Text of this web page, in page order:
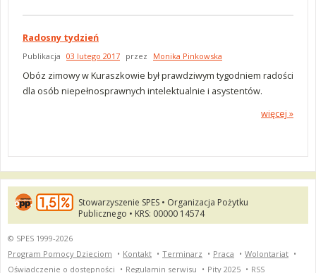
Radosny tydzień
Publikacja 03 lutego 2017 przez Monika Pinkowska
Obóz zimowy w Kuraszkowie był prawdziwym tygodniem radości
dla osób niepełnosprawnych intelektualnie i asystentów.
więcej »
Stowarzyszenie SPES • Organizacja Pożytku
Publicznego • KRS: 00000 14574
© SPES 1999-2026
Program Pomocy Dzieciom • Kontakt • Terminarz • Praca • Wolontariat •
Oświadczenie o dostępności • Regulamin serwisu • Pity 2025 • RSS